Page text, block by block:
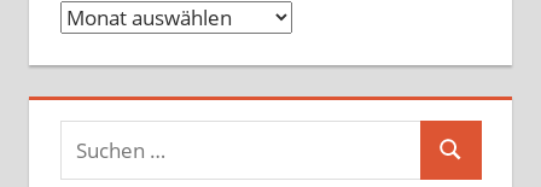
Archiv
Suchen
nach:
Suchen